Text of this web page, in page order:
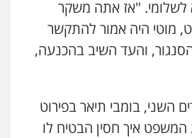
לשלומי. "אז אתה משקר
מוטי היה אמור להתקשר
והעד השיב בהכנעה,
השני, בומבי תיאר בפירוט
איך חסין הבטיח לו